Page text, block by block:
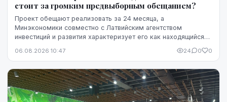
стоит за громким предвыборным обещанием?
Проект обещают реализовать за 24 месяца, а
Минэкономики совместно с Латвийским агентством
инвестиций и развития характеризует его как находящийся
ни модель ракет, ни владелец технологий, ни
необходимого финансирования уже обеспечена и на чем
основан прогноз экспорта.
06.08.2026 10:47 24 0 0